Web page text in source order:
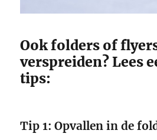
Ook folders of
verspreiden? Lees
tips:
Tip 1: Opvallen in de